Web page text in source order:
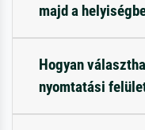
majd a
Hogyan
nyomtatási